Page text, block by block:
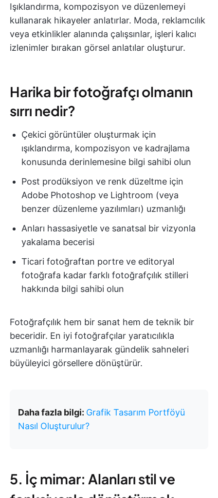
Işıklandırma, kompozisyon ve düzenlemeyi
kullanarak hikayeler anlatırlar. Moda, reklamcılık
veya etkinlikler alanında çalışsınlar, işleri kalıcı
izlenimler bırakan görsel anlatılar oluşturur.
Harika bir fotoğrafçı olmanın
sırrı nedir?
Çekici görüntüler oluşturmak için
ışıklandırma, kompozisyon ve kadrajlama
konusunda derinlemesine bilgi sahibi olun
Post prodüksiyon ve renk düzeltme için
Adobe Photoshop ve Lightroom (veya
benzer düzenleme yazılımları) uzmanlığı
Anları hassasiyetle ve sanatsal bir vizyonla
yakalama becerisi
Ticari fotoğraftan portre ve editoryal
fotoğrafa kadar farklı fotoğrafçılık stilleri
hakkında bilgi sahibi olun
Fotoğrafçılık hem bir sanat hem de teknik bir
beceridir. En iyi fotoğrafçılar yaratıcılıkla
uzmanlığı harmanlayarak gündelik sahneleri
büyüleyici görsellere dönüştürür.
Daha fazla bilgi: Grafik Tasarım Portföyü
Nasıl Oluşturulur?
5. İç mimar: Alanları stil ve